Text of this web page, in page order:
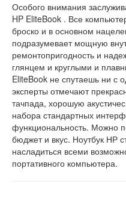
Особого внимания
HP EliteBook . Все
броско и в основном
подразумевает мощную
ремонтопригодность и
глянцем и круглыми и
EliteBook не спутаешь ни с
эксперты отмечают
тачпада, хорошую
набора стандартных
функциональность. Можно
бюджет и вкус. Ноутбук НР
насладиться всеми
портативного компьютера.